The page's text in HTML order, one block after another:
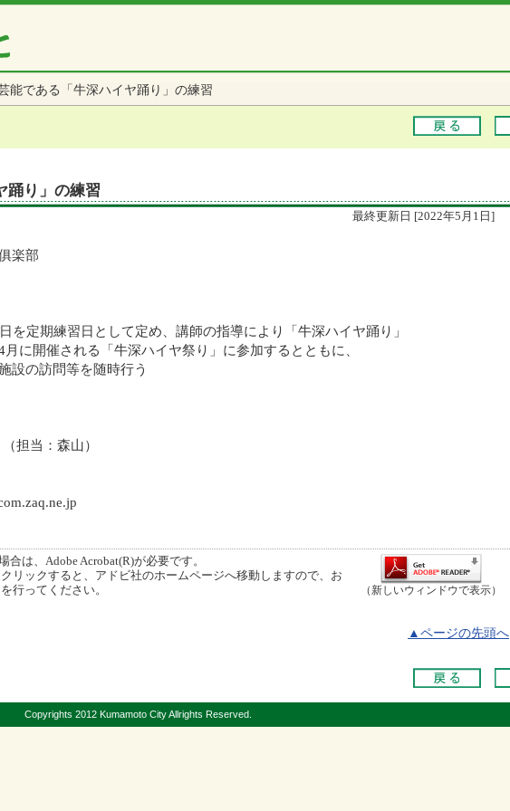
能である「牛深ハイヤ踊り」の練習
踊り」の練習
最終更新日 [2022年5月1日]
楽部
定期練習日として定め、講師の指導により「牛深ハイヤ踊り」
される「牛深ハイヤ祭り」に参加するとともに、
訪問等を随時行う
担当：森山）
は、Adobe Acrobat(R)が必要です。
リックすると、アドビ社のホームページへ移動しますので、お
行ってください。
（新しいウィンドウで表示）
▲ページの先頭へ
Copyrights 2012 Kumamoto City Allrights Reserved.